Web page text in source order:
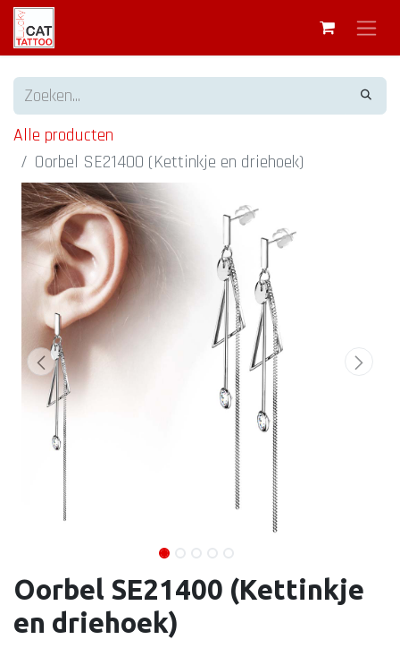
Alle producten
Oorbel SE21400 (Kettinkje en driehoek)
Oorbel SE21400 (Kettinkje
en driehoek)